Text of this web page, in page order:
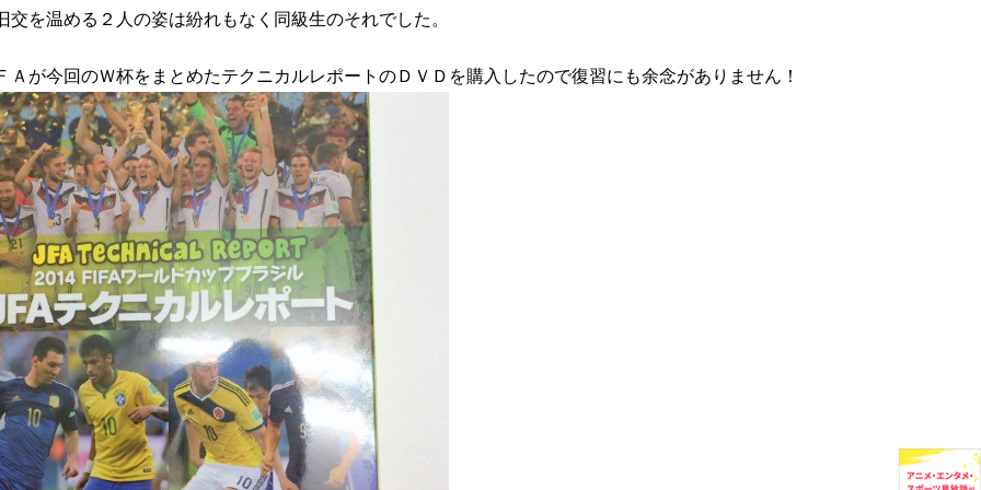
交を温める２人の姿は紛れもなく同級生のそれでした。
Ａが今回のＷ杯をまとめたテクニカルレポートのＤＶＤを購入したので復習にも余念がありません！